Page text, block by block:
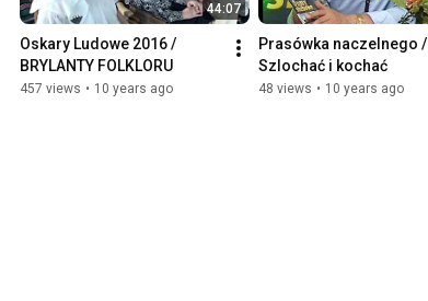
44:07
Oskary Ludowe 2016 /
BRYLANTY FOLKLORU
457 views • 10 years ago
Prasówka naczelnego /
Szlochać i kochać
48 views • 10 years ago